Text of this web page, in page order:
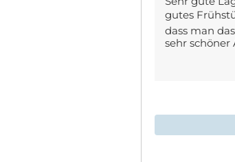
gutes
dass man
sehr schöner